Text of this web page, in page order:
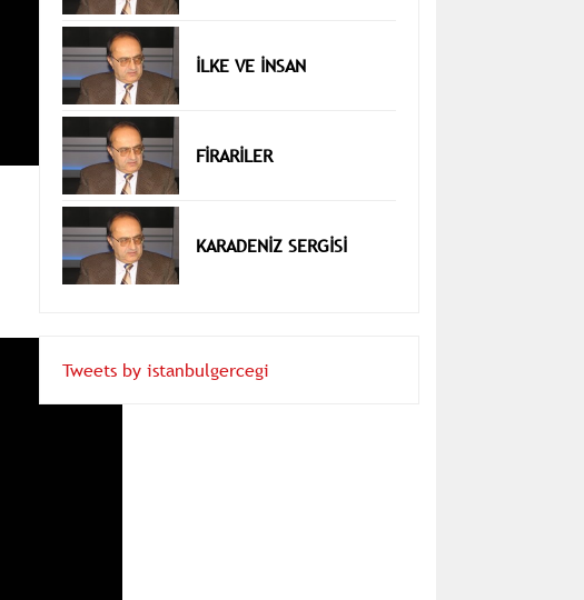
İLKE VE İNSAN
FİRARİLER
KARADENİZ SERGİSİ
Tweets by istanbulgercegi